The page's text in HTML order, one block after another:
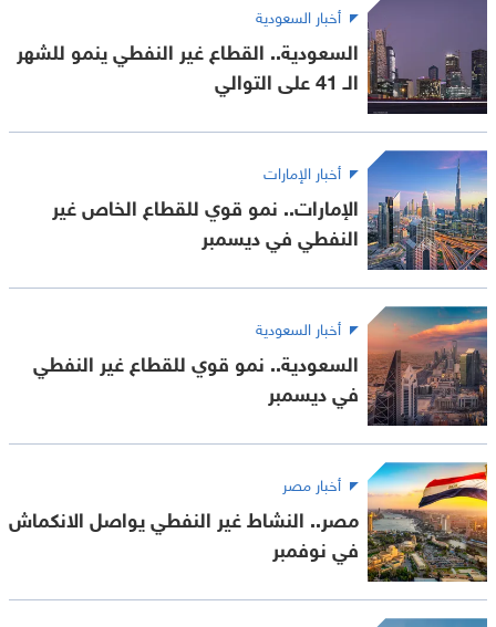
أخبار السعودية
السعودية.. القطاع غير النفطي ينمو للشهر
الـ 41 على التوالي
أخبار الإمارات
الإمارات.. نمو قوي للقطاع الخاص غير
النفطي في ديسمبر
أخبار السعودية
السعودية.. نمو قوي للقطاع غير النفطي
في ديسمبر
أخبار مصر
مصر.. النشاط غير النفطي يواصل الانكماش
في نوفمبر